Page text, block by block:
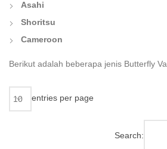
Asahi
Shoritsu
Cameroon
Berikut adalah beberapa jenis Butterfly
entries per page
Search: